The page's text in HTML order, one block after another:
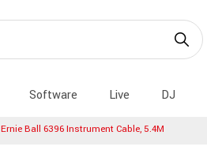
Software Live DJ
Ernie Ball 6396 Instrument Cable, 5.4M